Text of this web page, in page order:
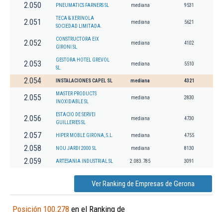
2.050 PNEUMATICS FARNERS SL mediana 9531
2.051
TECA & XERINOLA
SOCIEDAD LIMITADA.
mediana 5621
2.052
CONSTRUCTORA EIX
GIRONI SL
mediana 4102
2.053
GESTORA HOTEL GREVOL
SL.
mediana 5510
2.054 INSTALACIONES CAPEL SL mediana 4321
2.055
MASTER PRODUCTS
INOXIDABLE SL
mediana 2830
2.056
ESTACIO DE SERVEI
GUILLERIES SL
mediana 4730
2.057 HIPER MOBLE GIRONA, S.L. mediana 4755
2.058 NOU JARDI 2000 SL mediana 8130
2.059 ARTESANIA INDUSTRIAL SL 2.083.785 3091
Ver Ranking de Empresas de Gerona
Posición 100.278 en el Ranking de